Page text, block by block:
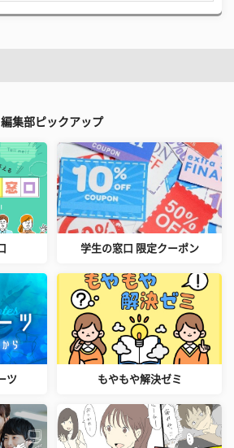
編集部ピックアップ
学生の窓口 限定クーポン
ツ もやもや解決ゼミ